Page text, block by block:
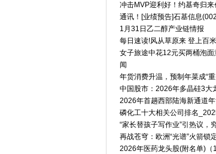
冲击MVP迎利好！约基奇归
通讯！[业绩预告]石基信息
1月31日乙二醇产业链情报
每日速读!风从草原来 登上百
女子旅途中花12元买两桶泡
闻
年货消费升温，预制年菜成“
中国股市：2026年多晶硅3大
2026年首趟西部陆海新通道
磷化工十大相关公司排名
“家长替孩子写作业”引热议，
再战苍穹：欧洲“光谱”火箭锁
2026年医药龙头股(附名单)（